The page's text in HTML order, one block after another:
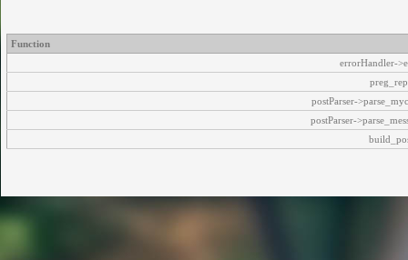
Function
errorHandler-
postParser-
postParser-